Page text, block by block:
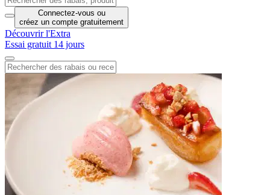
Connectez-vous ou
créez un compte gratuitement
Découvrir l'Extra
Essai gratuit 14 jours